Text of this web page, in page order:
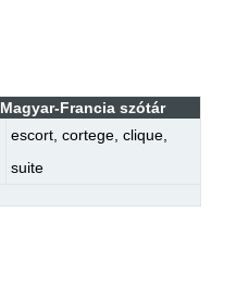
Magyar-Francia szótár
escort, cortege, clique,
suite